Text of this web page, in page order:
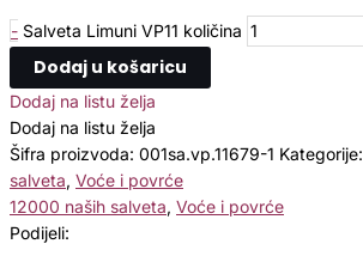
- Salveta Limuni VP11 količina
Dodaj u košaricu
Dodaj na listu želja
Dodaj na listu želja
Šifra proizvoda: 001sa.vp.11679-1 Kategorije:
salveta, Voće i povrće
12000 naših salveta, Voće i povrće
Podijeli: